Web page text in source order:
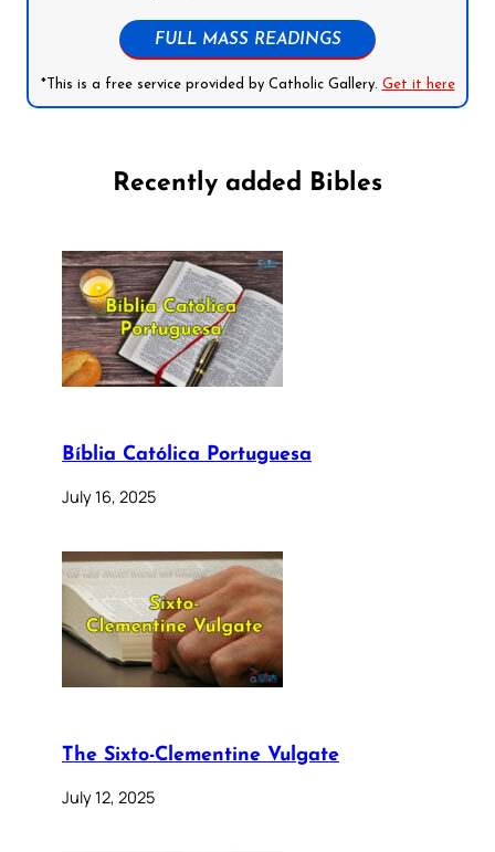
FULL MASS READINGS
*This is a free service provided by Catholic Gallery. Get it here
Recently added Bibles
Bíblia Católica Portuguesa
July 16, 2025
The Sixto-Clementine Vulgate
July 12, 2025